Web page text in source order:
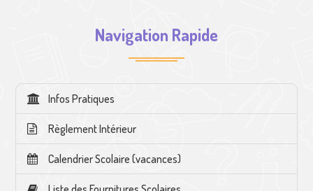
Navigation Rapide
Infos Pratiques
Règlement Intérieur
Calendrier Scolaire (vacances)